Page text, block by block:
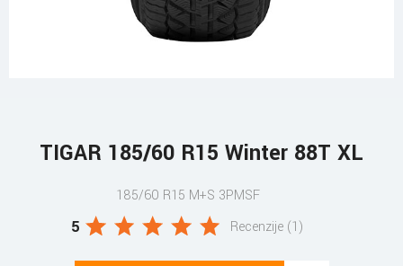
TIGAR 185/60 R15 Winter 88T XL
185/60 R15 M+S 3PMSF
5 Recenzije (1)